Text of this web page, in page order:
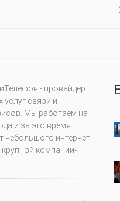
- провайдер
услуг связи и
Мы работаем на
и за это время
небольшого интернет-
крупной компании-